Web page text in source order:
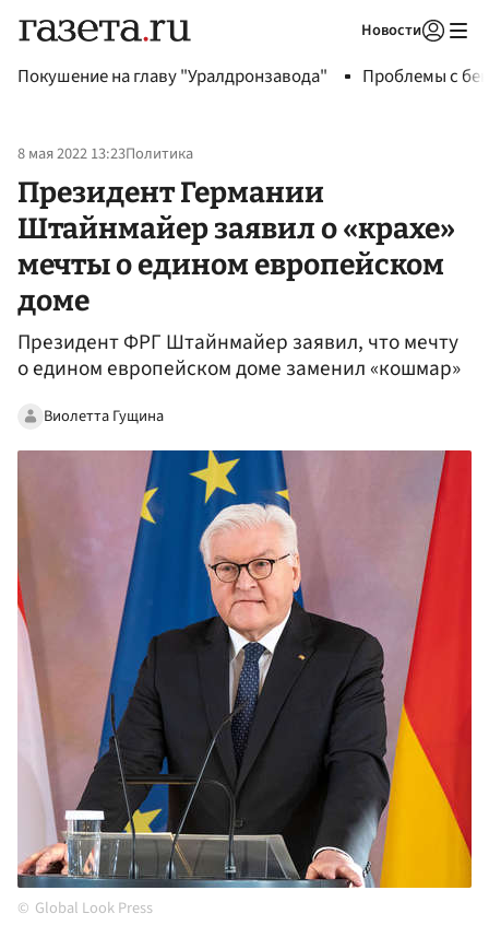
Новости
Покушение на главу "Уралдронзавода" Проблемы с
8 мая 2022 13:23Политика
Президент Германии
Штайнмайер заявил о «крахе»
мечты о едином европейском
доме
Президент ФРГ Штайнмайер заявил, что мечту
о едином европейском доме заменил «кошмар»
Виолетта Гущина
Global Look Press